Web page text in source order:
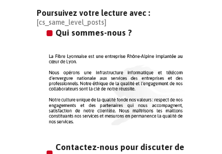
Poursuivez votre lecture avec :
[cs_same_level_posts]
Qui sommes-nous ?
Contactez-nous pour discuter de